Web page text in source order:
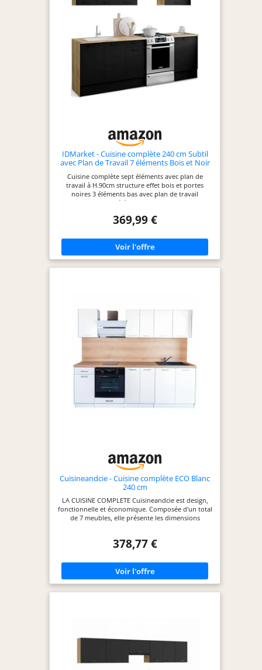
façades en PB 15
travail de 2.5 cm
d'épaisseur 2
éléments bas de
48 cm de
profondeur + 3
éléments hauts de
de travail
IDMarket - Cuisine complète 240 cm Subtil
avec Plan de Travail 7 éléments Bois et Noir
Cuisine complète sept éléments avec plan de
travail à H.90cm structure effet bois et portes
noires 3 éléments bas avec plan de travail
recoupable et 4 éléments hauts de 32 cm de
avec poignée de 11 cm, cuisine ultra fonctionnelle
Plan de travail de 2.5 cm d'épaisseur 3 éléments
bas de 48 cm de profondeur + 4 éléments hauts de
32 cm de profondeur + plan de travail
369,99 €
Cuisineandcie - Cuisine complète ECO Blanc
240 cm
LA CUISINE COMPLETE Cuisineandcie est design,
fonctionnelle et économique. Composée d'un total
de 7 meubles, elle présente les dimensions
IMBATTABLE : Nos meubles de cuisine offrent un
ustensiles de cuisine. Notre but : satisfaire toutes
les envies au meilleur prix, sans négliger la qualité.
FINITIONS ÉLÉGANTES : Avec une façade en
acrylique de 18 mm d'épaisseur, notre meuble bas
DURABLES : Chaque caisson, ou meuble de
rangement, est composé de panneaux de
particules (aggloméré) d'une épaisseur de 16 mm.
378,77 €